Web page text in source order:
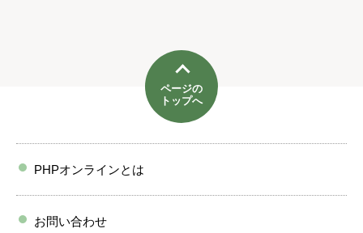
ページの
トップへ
PHPオンラインとは
お問い合わせ